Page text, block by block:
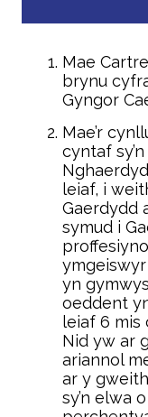
Mae
brynu
Gyngor
Mae’r
cyntaf
leiaf, i
Gaerdydd
symud i
ymgeiswyr
yn
oeddent
leiaf 6 mis
Nid yw ar
ariannol
ar y
sy’n elwa